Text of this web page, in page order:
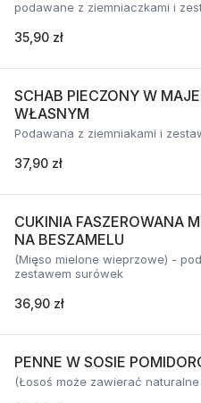
podawane z ziemniaczkami i
35,90 zł
SCHAB PIECZONY W
WŁASNYM
Podawana z ziemniakami i
37,90 zł
CUKINIA FASZEROWANA
NA BESZAMELU
(Mięso mielone wieprzowe) - podawana z ziemniakami i
zestawem surówek
36,90 zł
PENNE W SOSIE
(Łosoś może zawierać